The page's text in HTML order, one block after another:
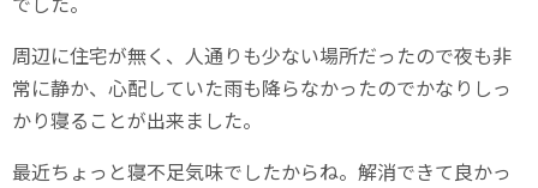
周辺に住宅が無く、人通りも少ない場所だったので夜も非
常に静か、心配していた雨も降らなかったのでかなりしっ
かり寝ることが出来ました。
最近ちょっと寝不足気味でしたからね。解消できて良かっ